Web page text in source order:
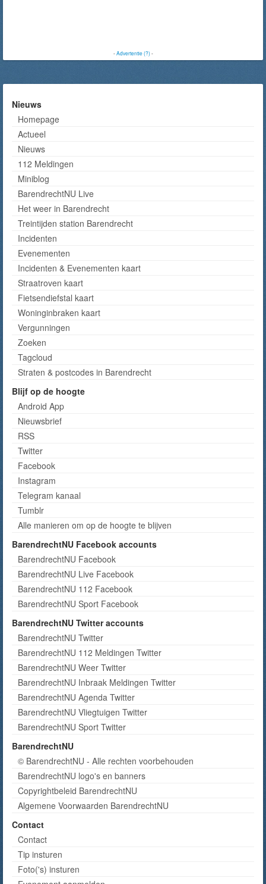
-Advertentie (?)-
Nieuws
Homepage
Actueel
Nieuws
112 Meldingen
Miniblog
BarendrechtNU Live
Het weer in Barendrecht
Treintijden station Barendrecht
Incidenten
Evenementen
Incidenten & Evenementen kaart
Straatroven kaart
Fietsendiefstal kaart
Woninginbraken kaart
Vergunningen
Zoeken
Tagcloud
Straten & postcodes in Barendrecht
Blijf op de hoogte
Android App
Nieuwsbrief
RSS
Twitter
Facebook
Instagram
Telegram kanaal
Tumblr
Alle manieren om op de hoogte te blijven
BarendrechtNU Facebook accounts
BarendrechtNU Facebook
BarendrechtNU Live Facebook
BarendrechtNU 112 Facebook
BarendrechtNU Sport Facebook
BarendrechtNU Twitter accounts
BarendrechtNU Twitter
BarendrechtNU 112 Meldingen Twitter
BarendrechtNU Weer Twitter
BarendrechtNU Inbraak Meldingen Twitter
BarendrechtNU Agenda Twitter
BarendrechtNU Vliegtuigen Twitter
BarendrechtNU Sport Twitter
BarendrechtNU
© BarendrechtNU - Alle rechten voorbehouden
BarendrechtNU logo's en banners
Copyrightbeleid BarendrechtNU
Algemene Voorwaarden BarendrechtNU
Contact
Contact
Tip insturen
Foto('s) insturen